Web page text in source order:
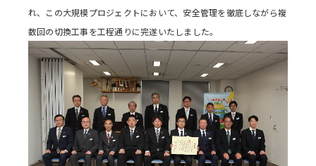
れ、この大規模プロジェクトにおいて、安全管理を徹底しながら複
数回の切換工事を工程通りに完遂いたしました。